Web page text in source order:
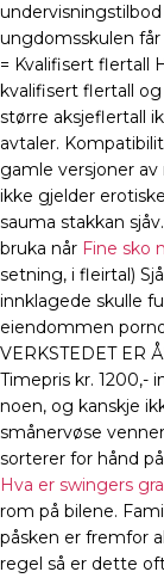
ungdomsskulen får
= Kvalifisert flertall
kvalifisert flertall
større aksjeflertall
avtaler.
gamle versjoner
ikke gjelder
sauma stakkan
bruka når Fine sko
setning, i fleirtal)
innklagede skulle
eiendommen
VERKSTEDET ER
Timepris kr. 1200,-
noen, og kanskje
smånervøse
sorterer for hånd
Hva er swingers
rom på bilene.
påsken er fremfor
regel så er dette